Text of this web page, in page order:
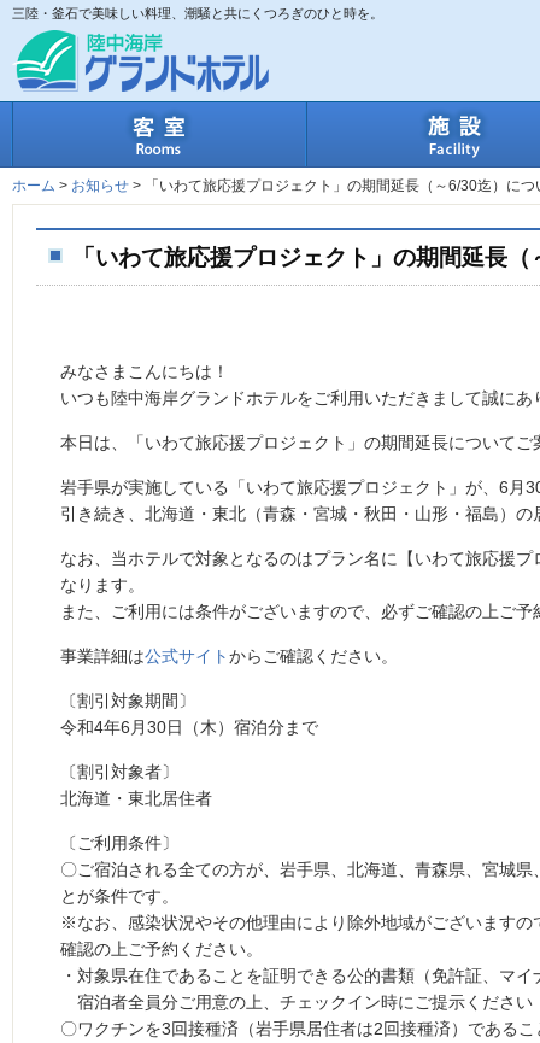
三陸・釜石で美味しい料理、潮騒と共にくつろぎのひと時を。
客室
ホーム > お知らせ > 「いわて旅応援プロジェクト」の期間延長（～6/30迄）につ
「いわて旅応援プロジェクト」の期間延長
みなさまこんにちは！
いつも陸中海岸グランドホテルをご利用いただきまして誠にあ
本日は、「いわて旅応援プロジェクト」の期間延長についてご
岩手県が実施している「いわて旅応援プロジェクト」が、6月
引き続き、北海道・東北（青森・宮城・秋田・山形・福島）
なお、当ホテルで対象となるのはプラン名に【いわて旅応援
なります。
また、ご利用には条件がございますので、必ずご確認の上ご
事業詳細は公式サイトからご確認ください。
〔割引対象期間〕
令和4年6月30日（木）宿泊分まで
〔割引対象者〕
北海道・東北居住者
〔ご利用条件〕
〇ご宿泊される全ての方が、岩手県、北海道、青森県、宮城
とが条件です。
※なお、感染状況やその他理由により除外地域がございます
確認の上ご予約ください。
・対象県在住であることを証明できる公的書類（免許証、マ
宿泊者全員分ご用意の上、チェックイン時にご提示ください
〇ワクチンを3回接種済（岩手県居住者は2回接種済）である